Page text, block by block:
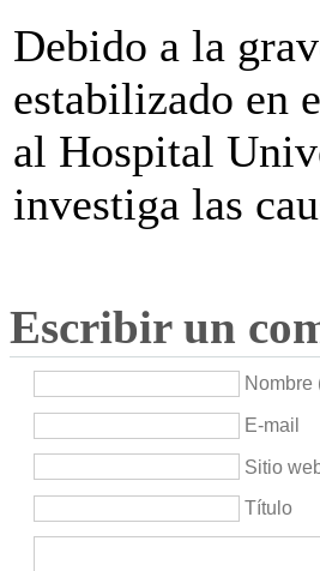
Debido a la
estabilizado en
al Hospital
investiga las
Escribir un
Nombre
E-mail
Sitio
Título